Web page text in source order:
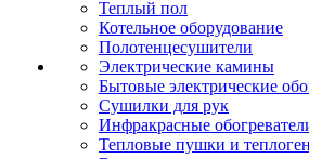
Теплый пол
Котельное оборудование
Полотенцесушители
Электрические камины
Бытовые электрические
Сушилки для рук
Инфракрасные
Тепловые пушки и